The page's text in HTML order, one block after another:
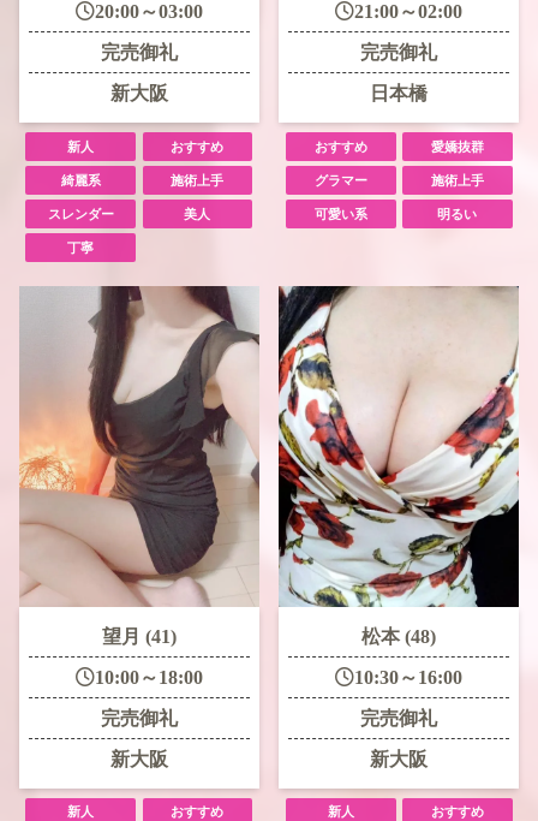
20:00～03:00
完売御礼
新大阪
新人 おすすめ
綺麗系 施術上手
スレンダー 美人
丁寧
21:00～02:00
完売御礼
日本橋
おすすめ 愛嬌抜群
グラマー 施術上手
可愛い系 明るい
望月 (41)
10:00～18:00
完売御礼
新大阪
新人 おすすめ
松本 (48)
10:30～16:00
完売御礼
新大阪
新人 おすすめ